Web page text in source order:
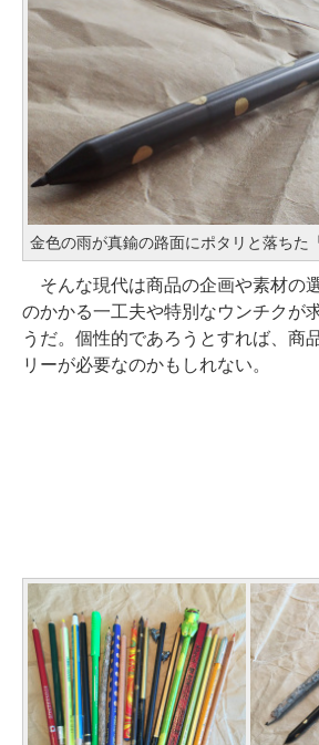
金色の雨が真鍮の路面にポタリと落ちた
そんな現代は商品の企画や素材の
のかかる一工夫や特別なウンチクが
うだ。個性的であろうとすれば、商
リーが必要なのかもしれない。